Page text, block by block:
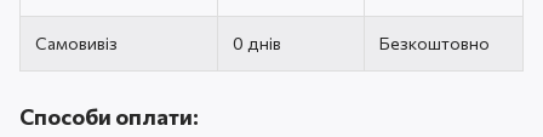
Самовивіз 0 днів Безкоштовно
Способи оплати: